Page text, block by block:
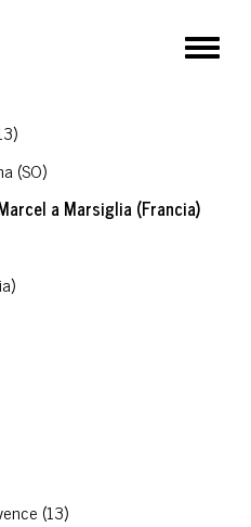
×
/ Sanità
Design
corso
(SO)
a Marsiglia (Francia)
(13)